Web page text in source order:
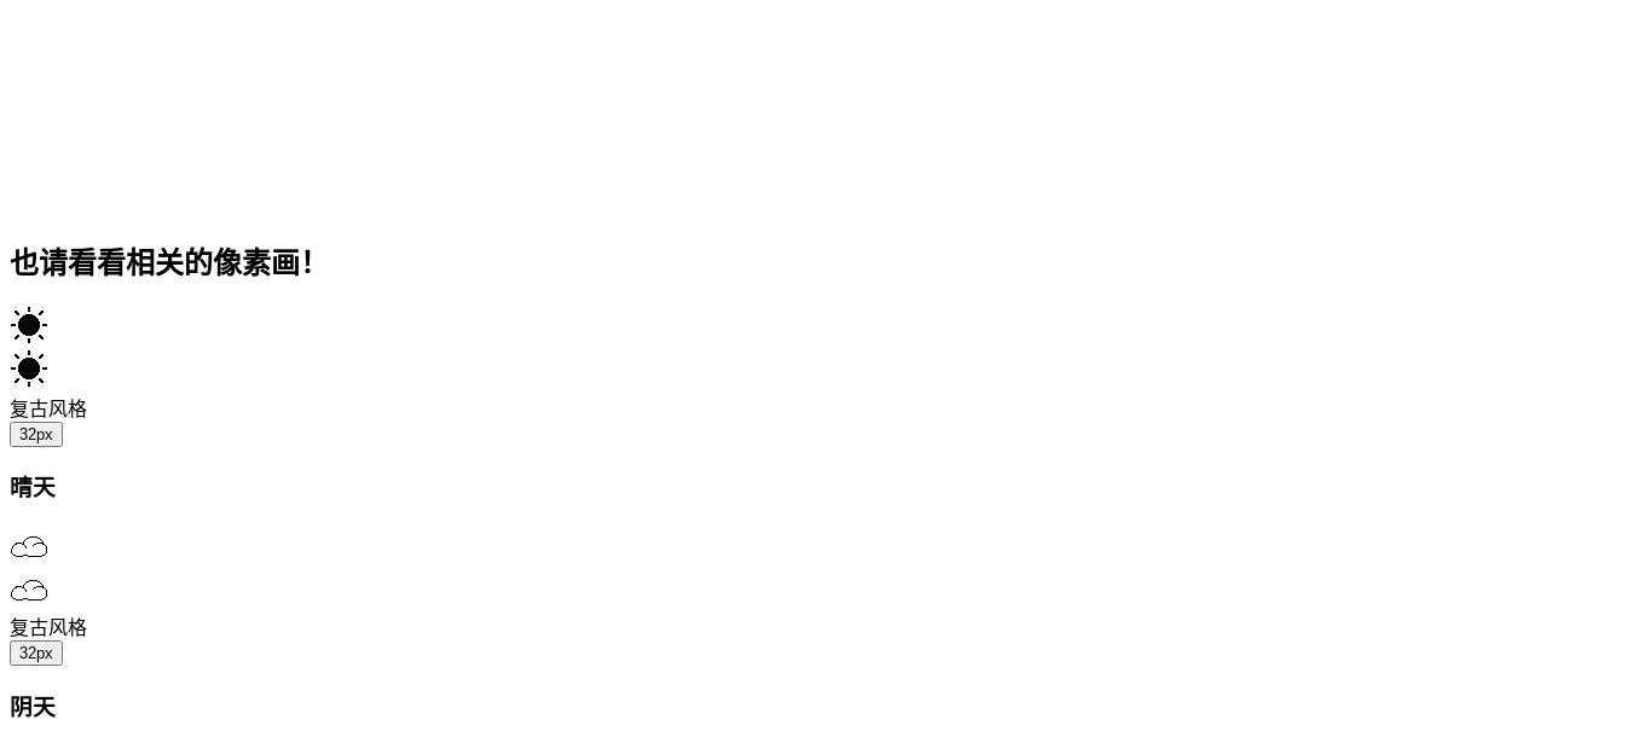
也请看看相关的像素画！
复古风格
32px
晴天
复古风格
32px
阴天